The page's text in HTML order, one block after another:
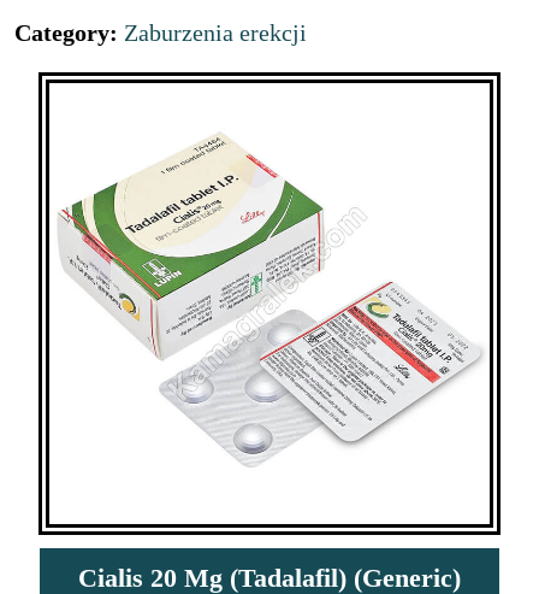
Category: Zaburzenia erekcji
Cialis 20 Mg (Tadalafil) (Generic)